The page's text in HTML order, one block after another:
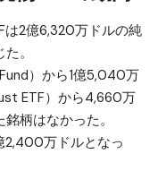
は2億6,320万ドルの純
。
）から1億5,040万
ETF）から4,660万
柄はなかった。
2,400万ドルとなっ